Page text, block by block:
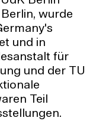
wurde
und in
für
und der TU
Teil